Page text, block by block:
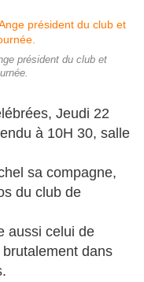
président du club et
Jeudi 22
à 10H 30, salle
sa compagne,
du club de
aussi celui de
dans